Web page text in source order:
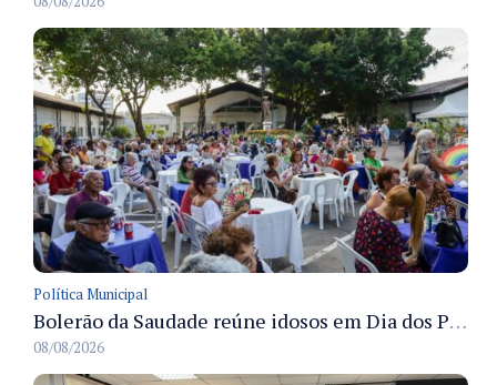
Política Municipal
Bolerão da Saudade reúne idosos em Dia dos Pais promovido pela Fundação Dr. Thomas em Manaus
08/08/2026